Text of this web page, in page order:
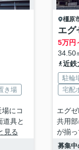
き場
にコ
道具と
見る
橿原
エ
5万円
34.50
近鉄
駐輪
宅配
エグ
共用
が揃
募集中